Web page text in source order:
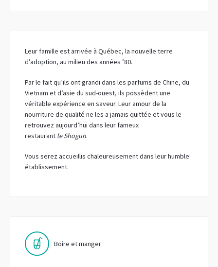
Leur famille est arrivée à Québec, la nouvelle terre
d’adoption, au milieu des années ’80.
Par le fait qu’ils ont grandi dans les parfums de Chine, du
Vietnam et d’asie du sud-ouest, ils possèdent une
véritable expérience en saveur. Leur amour de la
nourriture de qualité ne les a jamais quittée et vous le
retrouvez aujourd’hui dans leur fameux
restaurant le Shogun.
Vous serez accueillis chaleureusement dans leur humble
établissement.
Boire et manger